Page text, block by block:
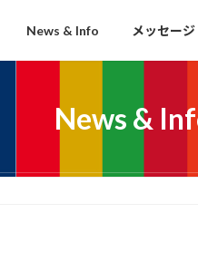
News & Info メッセージ
News &